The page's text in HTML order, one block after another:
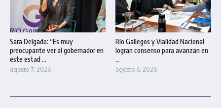
Sara Delgado: “Es muy
preocupante ver al gobernador en
este estad ...
agosto 7, 2026
Río Gallegos y Vialidad Nacional
logran consenso para avanzan en
...
agosto 6, 2026